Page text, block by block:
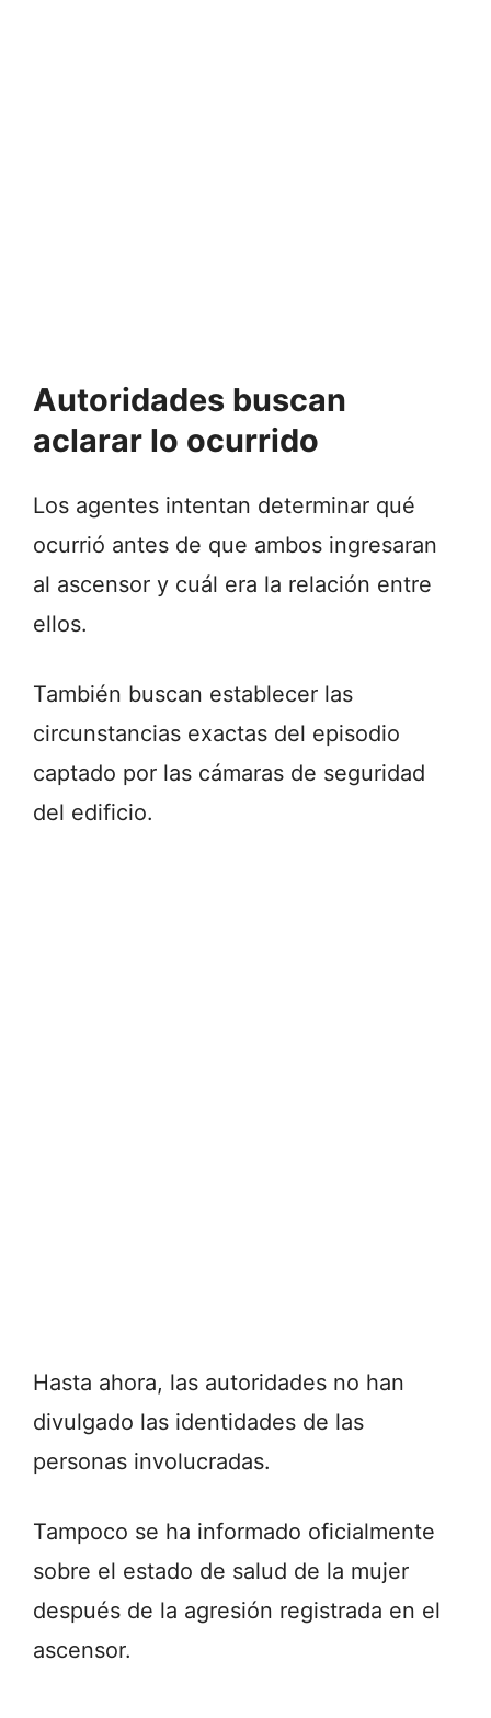
Autoridades buscan
aclarar lo ocurrido
Los agentes intentan determinar qué
ocurrió antes de que ambos ingresaran
al ascensor y cuál era la relación entre
ellos.
También buscan establecer las
circunstancias exactas del episodio
captado por las cámaras de seguridad
del edificio.
Hasta ahora, las autoridades no han
divulgado las identidades de las
personas involucradas.
Tampoco se ha informado oficialmente
sobre el estado de salud de la mujer
después de la agresión registrada en el
ascensor.